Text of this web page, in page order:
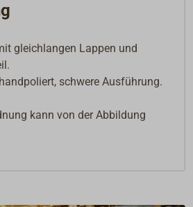
gleichlangen Lappen und
schwere Ausführung.
kann von der Abbildung